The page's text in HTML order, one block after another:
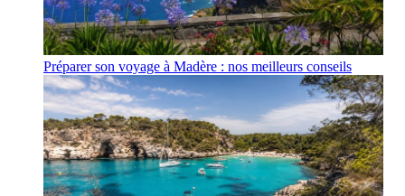
Préparer son voyage à Madère : nos meilleurs conseils